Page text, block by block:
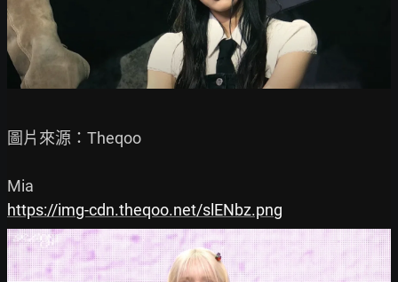
圖片來源：Theqoo
https://img-cdn.theqoo.net/slENbz.png